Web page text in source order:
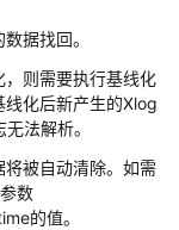
据找回。
则需要执行基线化
化后新产生的Xlog
法解析。
被自动清除。如需
数
的值。